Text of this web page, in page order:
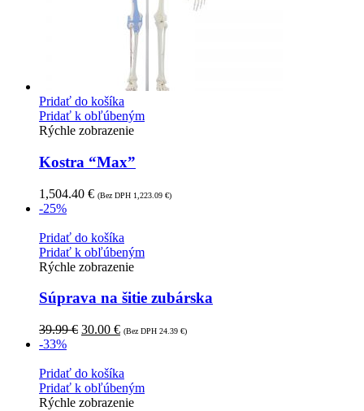
Pridať do košíka
Pridať k obľúbeným
Rýchle zobrazenie
Kostra “Max”
1,504.40 € (Bez DPH 1,223.09 €)
-25%
Pridať do košíka
Pridať k obľúbeným
Rýchle zobrazenie
Súprava na šitie zubárska
39.99€ 30.00 € (Bez DPH 24.39 €)
-33%
Pridať do košíka
Pridať k obľúbeným
Rýchle zobrazenie